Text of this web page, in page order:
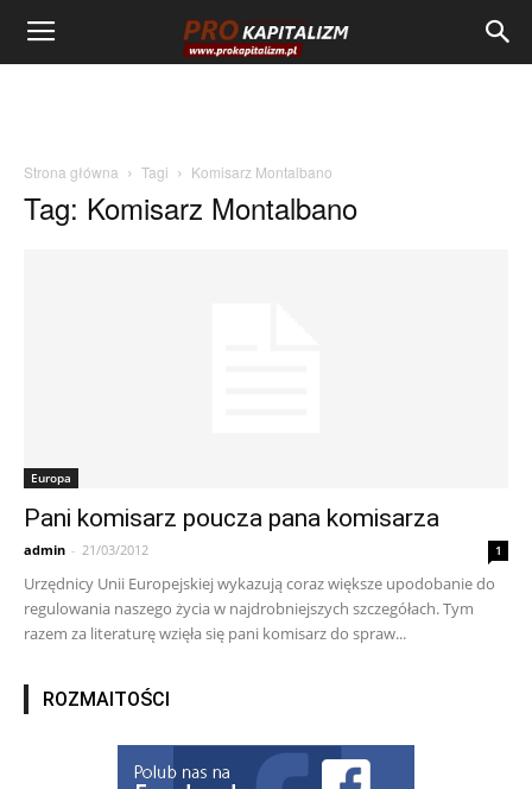
Strona główna Tagi Komisarz Montalbano
Tag: Komisarz Montalbano
Europa
Pani komisarz poucza pana komisarza
admin - 21/03/2012 1
Urzędnicy Unii Europejskiej wykazują coraz większe upodobanie do
regulowania naszego życia w najdrobniejszych szczegółach. Tym
razem za literaturę wzięła się pani komisarz do spraw...
ROZMAITOŚCI